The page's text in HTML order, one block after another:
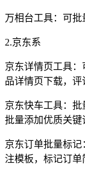
万相台工具：可批
2.京东系
京东详情页工具
品详情页下载，评
京东快车工具：批
批量添加优质关键
京东订单批量标
注模板，标记订单